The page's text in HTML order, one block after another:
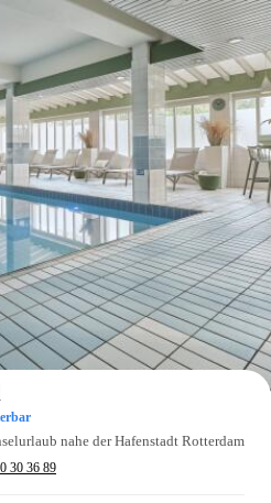
Auf der Karte anzeigen
nahe der Hafenstadt Rotterdam
30 36 89